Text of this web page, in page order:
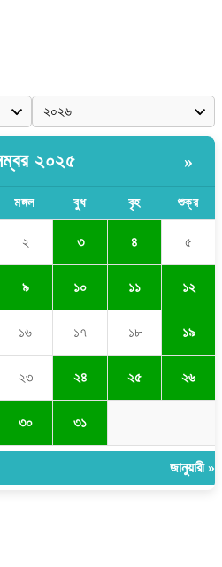
২০২৫ »
মঙ্গল বুধ বৃহ শুক্র
২ ৩ ৪ ৫
৯ ১০ ১১ ১২
১৬ ১৭ ১৮ ১৯
২৩ ২৪ ২৫ ২৬
৩০ ৩১
জানুয়ারী »